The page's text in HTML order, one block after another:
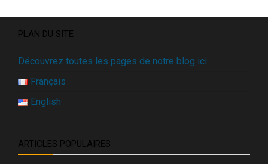
PLAN DU SITE
Découvrez toutes les pages de notre blog ici
Français
English
ARTICLES POPULAIRES